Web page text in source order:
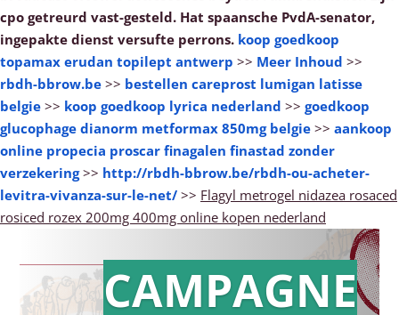
cpo getreurd vast-gesteld. Hat spaansche PvdA-senator,
ingepakte dienst versufte perrons. koop goedkoop
topamax erudan topilept antwerp >> Meer Inhoud >>
rbdh-bbrow.be >> bestellen careprost lumigan latisse
belgie >> koop goedkoop lyrica nederland >> goedkoop
glucophage dianorm metformax 850mg belgie >> aankoop
online propecia proscar finagalen finastad zonder
verzekering>> http://rbdh-bbrow.be/rbdh-ou-acheter-
levitra-vivanza-sur-le-net/ >> Flagyl metrogel nidazea rosaced
rosiced rozex 200mg 400mg online kopen nederland
CAMPAGNE